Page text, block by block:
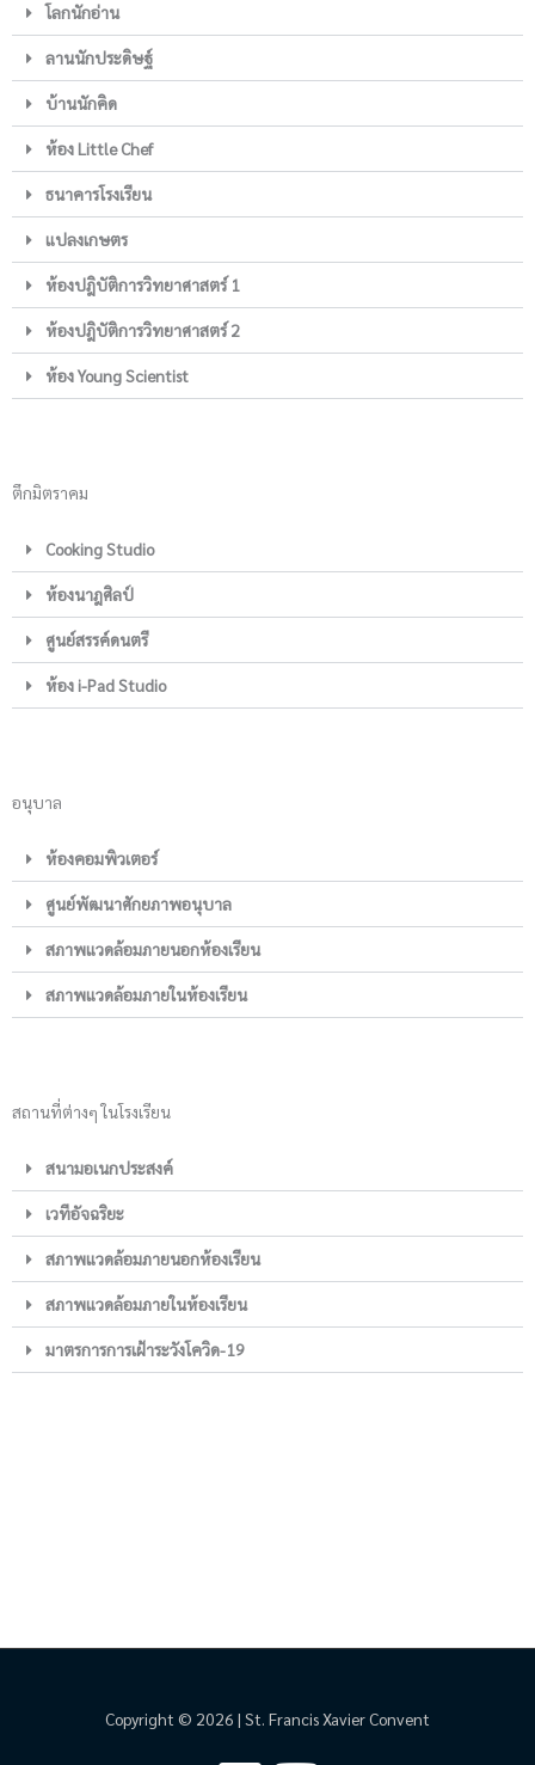
โลกนักอ่าน
ลานนักประดิษฐ์
บ้านนักคิด
ห้อง Little Chef
ธนาคารโรงเรียน
แปลงเกษตร
ห้องปฎิบัติการวิทยาศาสตร์ 1
ห้องปฎิบัติการวิทยาศาสตร์ 2
ห้อง Young Scientist
ตึกมิตราคม
Cooking Studio
ห้องนาฎศิลป์
ศูนย์สรรค์ดนตรี
ห้อง i-Pad Studio
อนุบาล
ห้องคอมพิวเตอร์
ศูนย์พัฒนาศักยภาพอนุบาล
สภาพแวดล้อมภายนอกห้องเรียน
สภาพแวดล้อมภายในห้องเรียน
สถานที่ต่างๆ ในโรงเรียน
สนามอเนกประสงค์
เวทีอัจฉริยะ
สภาพแวดล้อมภายนอกห้องเรียน
สภาพแวดล้อมภายในห้องเรียน
มาตรการการเฝ้าระวังโควิด-19
Copyright © 2026 | St. Francis Xavier Convent